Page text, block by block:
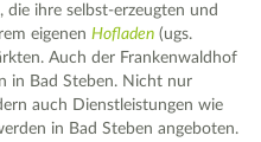
die ihre selbst-erzeugten und
eigenenHofladen (ugs.
Auch der Frankenwaldhof
in Bad Steben. Nicht nur
auch Dienstleistungen wie
in Bad Steben angeboten.